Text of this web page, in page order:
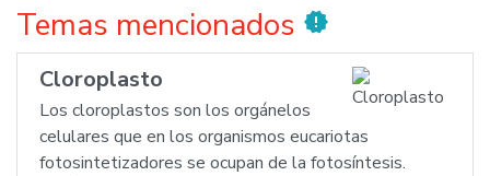
Temas mencionados new_releases
Cloroplasto
Los cloroplastos son los orgánelos
celulares que en los organismos eucariotas
fotosintetizadores se ocupan de la fotosíntesis.